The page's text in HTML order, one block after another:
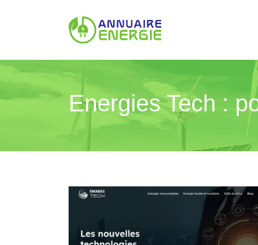
Energies Tech :